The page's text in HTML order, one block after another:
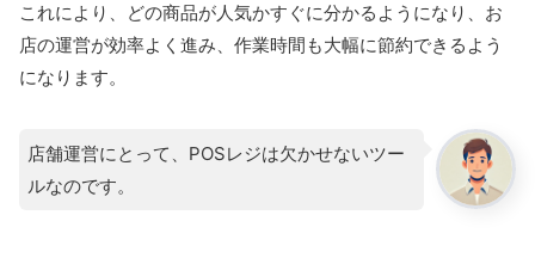
これにより、どの商品が人気かすぐに分かるようになり、お
店の運営が効率よく進み、作業時間も大幅に節約できるよう
になります。
店舗運営にとって、POSレジは欠かせないツー
ルなのです。